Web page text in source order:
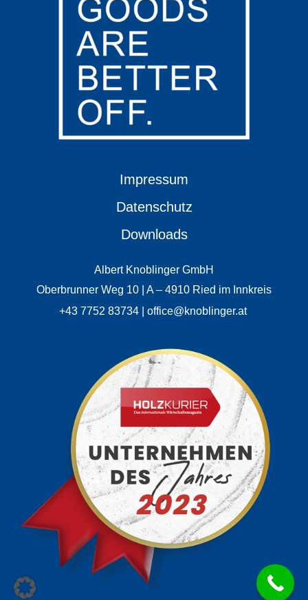
Impressum
Datenschutz
Downloads
Albert Knoblinger GmbH
Oberbrunner Weg 10 | A – 4910 Ried im Innkreis
+43 7752 83734 | office@knoblinger.at